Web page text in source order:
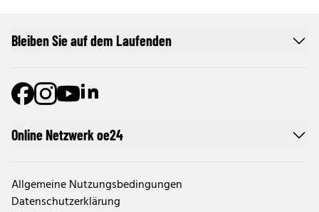
Online Netzwerk oe24
Allgemeine Nutzungsbedingungen
Datenschutzerklärung
Bleiben Sie auf dem Laufenden